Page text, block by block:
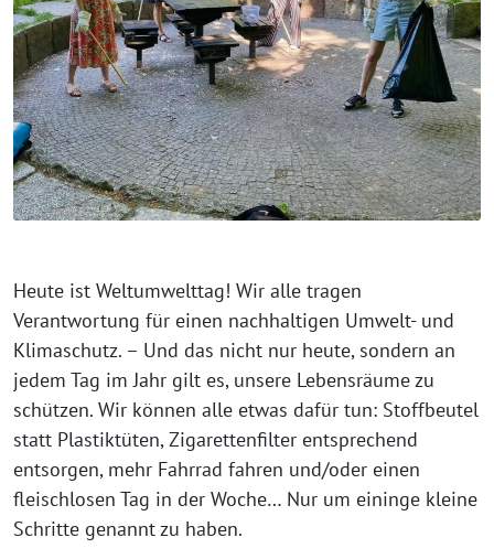
Heute ist Weltumwelttag! Wir alle tragen
Verantwortung für einen nachhaltigen Umwelt- und
Klimaschutz. – Und das nicht nur heute, sondern an
jedem Tag im Jahr gilt es, unsere Lebensräume zu
schützen. Wir können alle etwas dafür tun: Stoffbeutel
statt Plastiktüten, Zigarettenfilter entsprechend
entsorgen, mehr Fahrrad fahren und/oder einen
fleischlosen Tag in der Woche… Nur um eininge kleine
Schritte genannt zu haben.